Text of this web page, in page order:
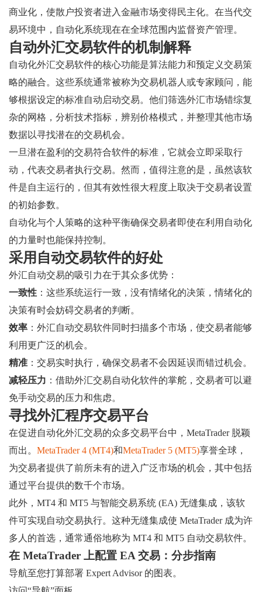
商业化，使散户投资者进入金融市场变得民主化。在当代交
易环境中，自动化系统现在在全球范围内监督资产管理。
自动外汇交易软件的机制解释
自动化外汇交易软件的核心功能是算法能力和预定义交易策
略的融合。这些系统通常被称为交易机器人或专家顾问，能
够根据设定的标准自动启动交易。他们筛选外汇市场错综复
杂的网格，分析技术指标，辨别价格模式，并整理其他市场
数据以寻找潜在的交易机会。
一旦潜在盈利的交易符合软件的标准，它就会立即采取行
动，代表交易者执行交易。然而，值得注意的是，虽然该软
件是自主运行的，但其有效性很大程度上取决于交易者设置
的初始参数。
自动化与个人策略的这种平衡确保交易者即使在利用自动化
的力量时也能保持控制。
采用自动交易软件的好处
外汇自动交易的吸引力在于其众多优势：
一致性 ：这些系统运行一致，没有情绪化的决策，情绪化的
决策有时会妨碍交易者的判断。
效率 ：外汇自动交易软件同时扫描多个市场，使交易者能够
利用更广泛的机会。
精准 ：交易实时执行，确保交易者不会因延误而错过机会。
减轻压力 ：借助外汇交易自动化软件的掌舵，交易者可以避
免手动交易的压力和焦虑。
寻找外汇程序交易平台
在促进自动化外汇交易的众多交易平台中，MetaTrader 脱颖
而出。 MetaTrader 4 (MT4)和MetaTrader 5 (MT5)享誉全球，
为交易者提供了前所未有的进入广泛市场的机会，其中包括
通过平台提供的数千个市场。
此外，MT4 和 MT5 与智能交易系统 (EA) 无缝集成，该软
件可实现自动交易执行。这种无缝集成使 MetaTrader 成为许
多人的首选，通常通俗地称为 MT4 和 MT5 自动交易软件。
在 MetaTrader 上配置 EA 交易：分步指南
导航至您打算部署 Expert Advisor 的图表。